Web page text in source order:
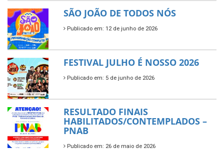
SÃO JOÃO DE TODOS NÓS
Publicado em: 12 de junho de 2026
FESTIVAL JULHO É NOSSO 2026
Publicado em: 5 de junho de 2026
RESULTADO FINAIS
HABILITADOS/CONTEMPLADOS –
PNAB
Publicado em: 26 de maio de 2026